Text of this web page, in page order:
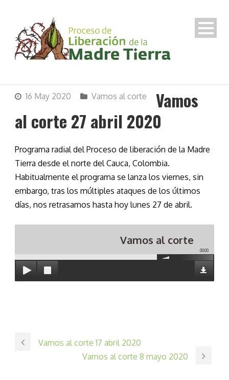
16 May 2020 Vamos al corte
Vamos
al corte 27 abril 2020
Programa radial del Proceso de liberación de la Madre
Tierra desde el norte del Cauca, Colombia.
Habitualmente el programa se lanza los viernes, sin
embargo, tras los múltiples ataques de los últimos
días, nos retrasamos hasta hoy lunes 27 de abril.
Vamos al corte
00:00
Vamos al corte 17 abril 2020
Vamos al corte 8 mayo 2020